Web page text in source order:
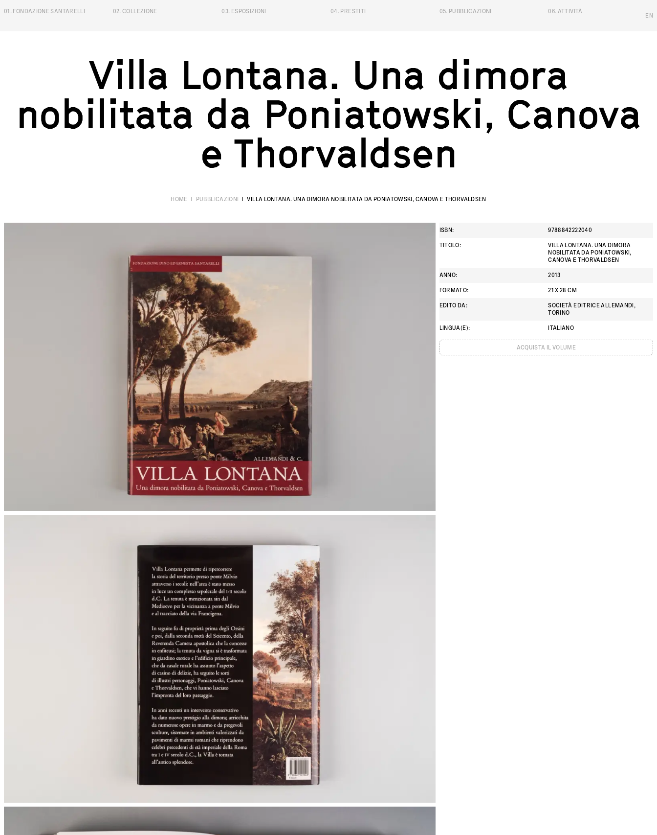
01 . FONDAZIONE SANTARELLI 02.COLLEZIONE 03. ESPOSIZIONI 04 . PRESTITI 05. PUBBLICAZIONI 06. ATTIVITÀ
EN
Villa Lontana. Una dimora
Villa Lontana. Una dimora
nobilitata da Poniatowski, Canova
e Thorvaldsen
HOME PUBBLICAZIONI VILLA LONTANA. UNA DIMORA NOBILITATA DA PONIATOWSKI, CANOVA E THORVALDSEN
ISBN : 9788842222040
TITOLO:
VILLA LONTANA. UNA DIMORA
NOBILITATA DA PONIATOWSKI,
CANOVA E THORVALDSEN
ANNO: 2013
FORMATO: 21 X 28 CM
EDITO DA :
SOCIETÀ EDITRICE ALLEMANDI,
TORINO
LINGUA(E): ITALIANO
ACQUISTA IL VOLUME